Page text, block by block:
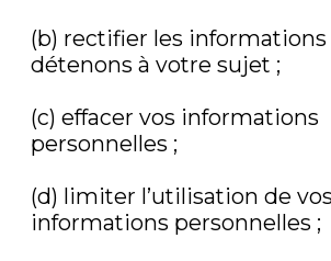
(b) rectifier les
détenons à votre sujet ;
(c) effacer vos informations
personnelles ;
(d) limiter l’utilisation de vos
informations personnelles ;